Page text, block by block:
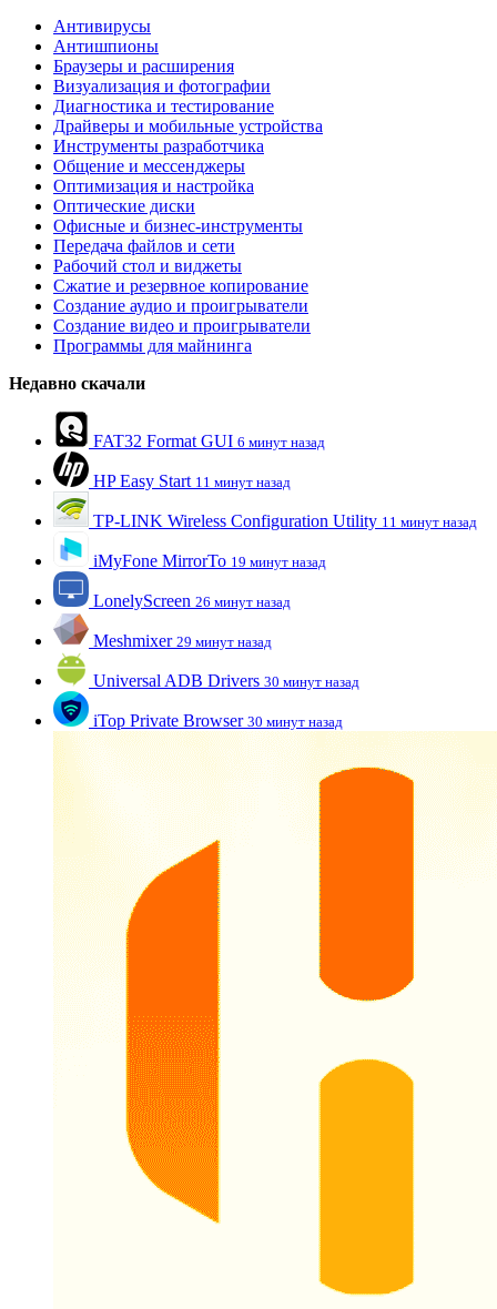
Антивирусы
Антишпионы
Браузеры и расширения
Визуализация и фотографии
Диагностика и тестирование
Драйверы и мобильные устройства
Инструменты разработчика
Общение и мессенджеры
Оптимизация и настройка
Оптические диски
Офисные и бизнес-инструменты
Передача файлов и сети
Рабочий стол и виджеты
Сжатие и резервное копирование
Создание аудио и проигрыватели
Создание видео и проигрыватели
Программы для майнинга
Недавно скачали
FAT32 Format GUI 6 минут назад
HP Easy Start 11 минут назад
TP-LINK Wireless Configuration Utility 11 минут назад
iMyFone MirrorTo 19 минут назад
LonelyScreen 26 минут назад
Meshmixer 29 минут назад
Universal ADB Drivers 30 минут назад
iTop Private Browser 30 минут назад